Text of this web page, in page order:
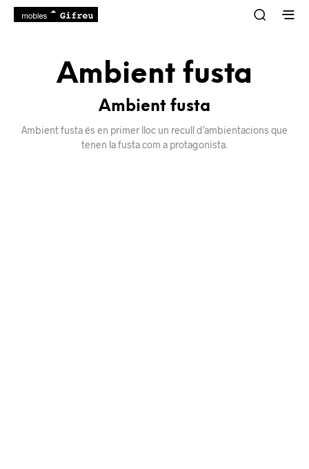
Ambient fusta
Ambient fusta
Ambient fusta és en primer lloc un recull d’ambientacions que
tenen la fusta com a protagonista.